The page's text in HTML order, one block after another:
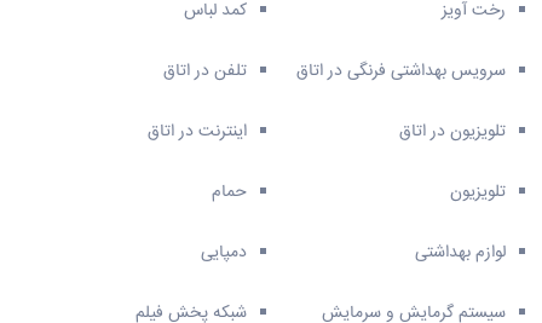
رخت آویز کمد لباس
سرویس بهداشتی فرنگی در اتاق تلفن در اتاق
تلویزیون در اتاق اینترنت در اتاق
تلویزیون حمام
لوازم بهداشتی دمپایی
سیستم گرمایش و سرمایش شبکه پخش فیلم